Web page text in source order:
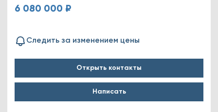
6 080 000 ₽
Следить за изменением цены
Открыть контакты
Написать